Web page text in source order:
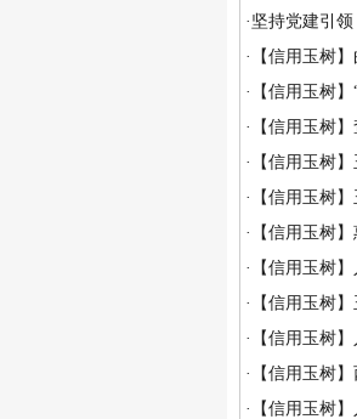
· 坚持党建引
·
【信用玉树
·
【信用玉树
·
【信用玉树
·
【信用玉树
·
【信用玉树
·
【信用玉树
·
【信用玉树
·
【信用玉树
·
【信用玉树
·
【信用玉树
·
【信用玉树